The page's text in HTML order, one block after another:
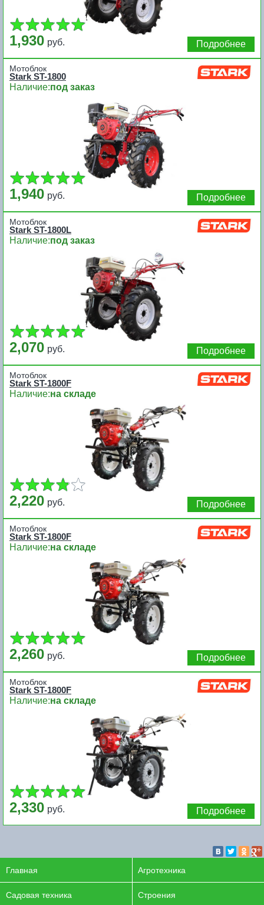
1,930 руб. Подробнее
Мотоблок
Stark ST-1800
Наличие:под заказ
1,940 руб. Подробнее
Мотоблок
Stark ST-1800L
Наличие:под заказ
2,070 руб. Подробнее
Мотоблок
Stark ST-1800F
Наличие:на складе
2,220 руб. Подробнее
Мотоблок
Stark ST-1800F
Наличие:на складе
2,260 руб. Подробнее
Мотоблок
Stark ST-1800F
Наличие:на складе
2,330 руб. Подробнее
Главная Агротехника
Садовая техника Строения